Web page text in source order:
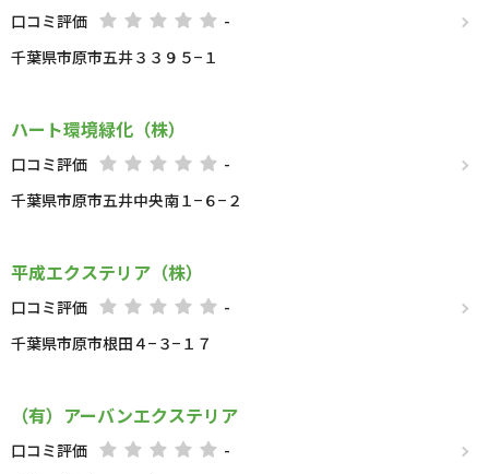
口コミ評価
-
千葉県市原市五井３３９５−１
ハート環境緑化（株）
口コミ評価
-
千葉県市原市五井中央南１−６−２
平成エクステリア（株）
口コミ評価
-
千葉県市原市根田４−３−１７
（有）アーバンエクステリア
口コミ評価
-